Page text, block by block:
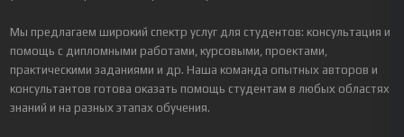
Мы предлагаем широкий спектр услуг для студентов: консультация и
помощь с дипломными работами, курсовыми, проектами,
практическими заданиями и др. Наша команда опытных авторов и
консультантов готова оказать помощь студентам в любых областях
знаний и на разных этапах обучения.